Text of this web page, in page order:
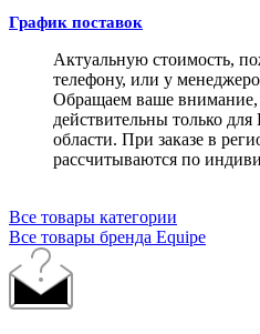
График поставок
Актуальную стоимость,
телефону, или у
Обращаем ваше
действительны только
области. При заказе в
рассчитываются по
Все товары категории
Все товары бренда Equipe